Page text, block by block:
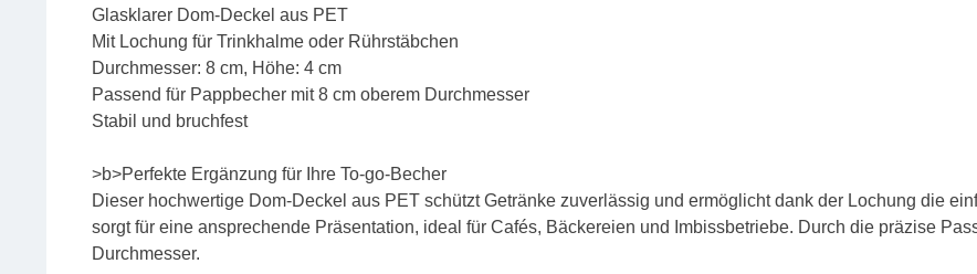
Glasklarer Dom-Deckel aus PET
Mit Lochung für Trinkhalme oder Rührstäbchen
Durchmesser: 8 cm, Höhe: 4 cm
Passend für Pappbecher mit 8 cm oberem Durchmesser
Stabil und bruchfest
>b>Perfekte Ergänzung für Ihre To-go-Becher
Dieser hochwertige Dom-Deckel aus PET schützt Getränke zuverlässig und ermöglicht dank der Lochung die
sorgt für eine ansprechende Präsentation, ideal für Cafés, Bäckereien und Imbissbetriebe. Durch die präzise
Durchmesser.